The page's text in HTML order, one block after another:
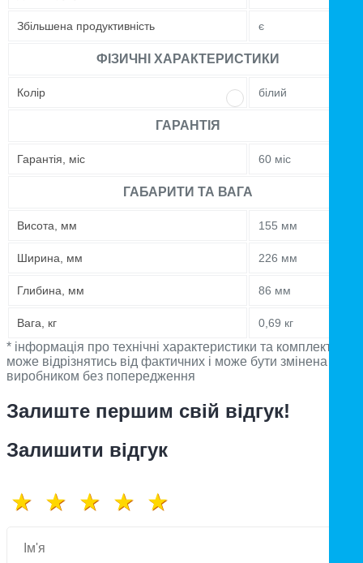
Збільшена продуктивність є
ФІЗИЧНІ ХАРАКТЕРИСТИКИ
Колір білий
ГАРАНТІЯ
Гарантія, міс 60 міс
ГАБАРИТИ ТА ВАГА
Висота, мм 155 мм
Ширина, мм 226 мм
Глибина, мм 86 мм
Вага, кг 0,69 кг
* інформація про технічні характеристики та комплектацію
може відрізнятись від фактичних і може бути змінена
виробником без попередження
Залиште першим свій відгук!
Залишити відгук